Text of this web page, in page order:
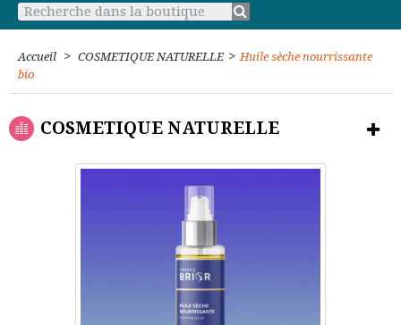
Accueil > COSMETIQUE NATURELLE > Huile sèche nourrissante
bio
COSMETIQUE NATURELLE